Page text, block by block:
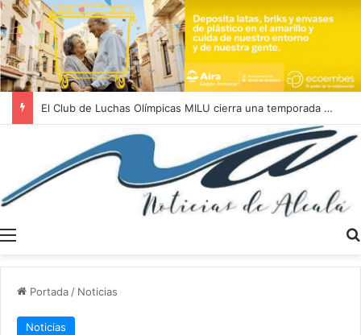
El Club de Luchas Olímpicas MILU cierra una temporada 2025/2026 histórica con un récord de 262 medallas
Portada / Noticias
Noticias